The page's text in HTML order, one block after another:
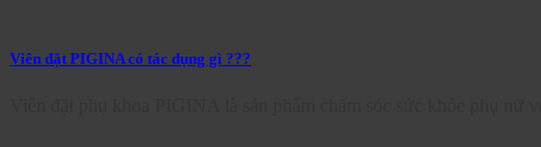
Viên đặt PIGINA có tác dụng gì ???